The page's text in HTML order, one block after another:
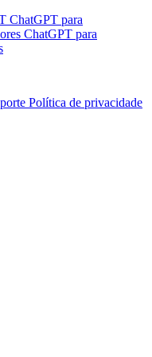
ChatGPT para
ChatGPT para
Política de privacidade